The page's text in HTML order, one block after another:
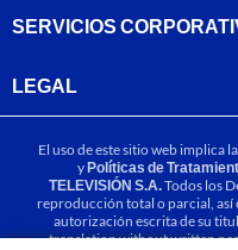
SERVICIOS
LEGAL
El uso de este sitio web implica
yPolíticas de
TELEVISIÓN S.A.Todos los
reproducción total o parcial, así
autorización escrita de su
translation without written